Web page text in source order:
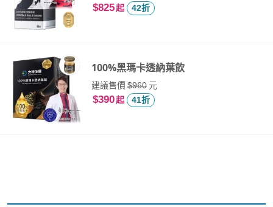
$825起 42折
100%黑瑪卡透納葉飲
建議售價$960元
$390起 41折